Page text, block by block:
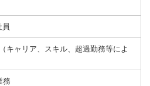
キャリア、スキル、超過勤務等によ
務